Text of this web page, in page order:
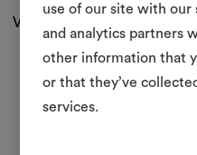
use of our site with our
and analytics partners
other information that
or that they’ve
services.
Versand und Rücksendungen